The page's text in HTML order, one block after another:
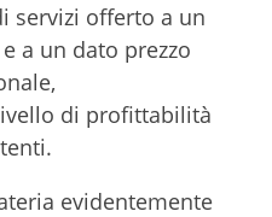
servizi offerto a un
a un dato prezzo
di profittabilità
evidentemente